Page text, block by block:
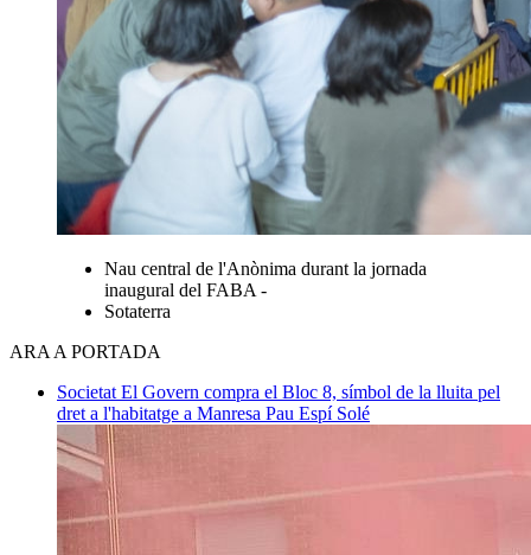
Nau central de l'Anònima durant la jornada
inaugural del FABA -
Sotaterra
ARA A PORTADA
Societat El Govern compra el Bloc 8, símbol de la lluita pel
dret a l'habitatge a Manresa Pau Espí Solé